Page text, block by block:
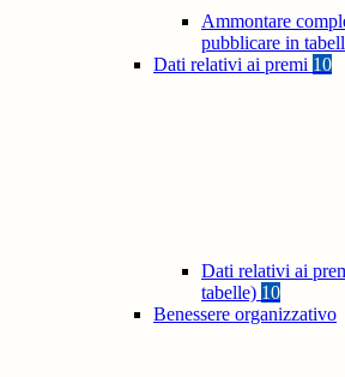
Ammontare
pubblicare in
Dati relativi ai premi 10
Dati relativi ai
tabelle) 10
Benessere organizzativo